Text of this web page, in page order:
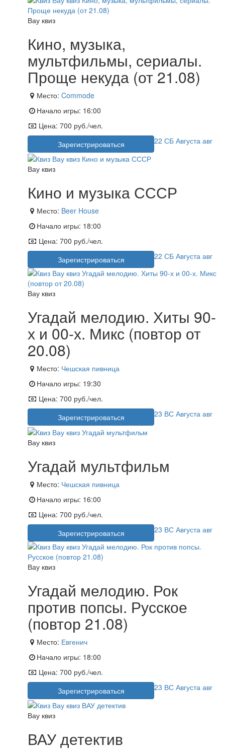
Вау квиз
Кино, музыка,
мультфильмы, сериалы.
Проще некуда (от 21.08)
Место: Commode
Начало игры: 16:00
Цена: 700 руб./чел.
Зарегистрироваться
22 СБ Августа авг
Вау квиз
Кино и музыка СССР
Место: Beer House
Начало игры: 18:00
Цена: 700 руб./чел.
Зарегистрироваться
22 СБ Августа авг
Вау квиз
Угадай мелодию. Хиты 90-
х и 00-х. Микс (повтор от
20.08)
Место: Чешская пивница
Начало игры: 19:30
Цена: 700 руб./чел.
Зарегистрироваться
23 ВС Августа авг
Вау квиз
Угадай мультфильм
Место: Чешская пивница
Начало игры: 16:00
Цена: 700 руб./чел.
Зарегистрироваться
23 ВС Августа авг
Вау квиз
Угадай мелодию. Рок
против попсы. Русское
(повтор 21.08)
Место: Евгенич
Начало игры: 18:00
Цена: 700 руб./чел.
Зарегистрироваться
23 ВС Августа авг
Вау квиз
ВАУ детектив